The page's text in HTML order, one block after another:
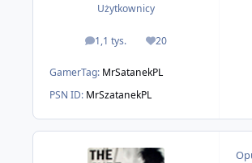
Użytkownicy
1,1 tys.
odpowiedzi20
Reputacja
GamerTag: MrSatanekPL
PSN ID: MrSzatanekPL